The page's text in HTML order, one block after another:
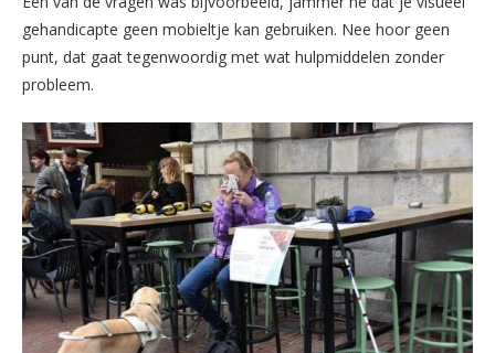
gehandicapte geen mobieltje kan gebruiken. Nee hoor geen
punt, dat gaat tegenwoordig met wat hulpmiddelen zonder
probleem.